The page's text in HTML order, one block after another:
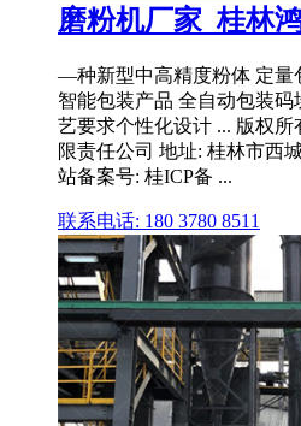
磨粉机厂家_桂林
—种新型中高精度粉体 定
智能包装产品 全自动包装
艺要求个性化设计 ... 版权
限责任公司 地址: 桂林市西
站备案号: 桂ICP备 ...
联系电话: 180 3780 8511